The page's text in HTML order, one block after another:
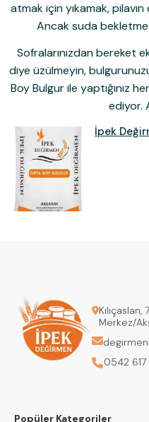
atmak için yıkamak,
Ancak suda
Sofralarınızdan bereket
diye üzülmeyin,
Boy Bulgurile yaptığınız
ediyor.
İpek
Merkez/
0542 617
Popüler Kategoriler